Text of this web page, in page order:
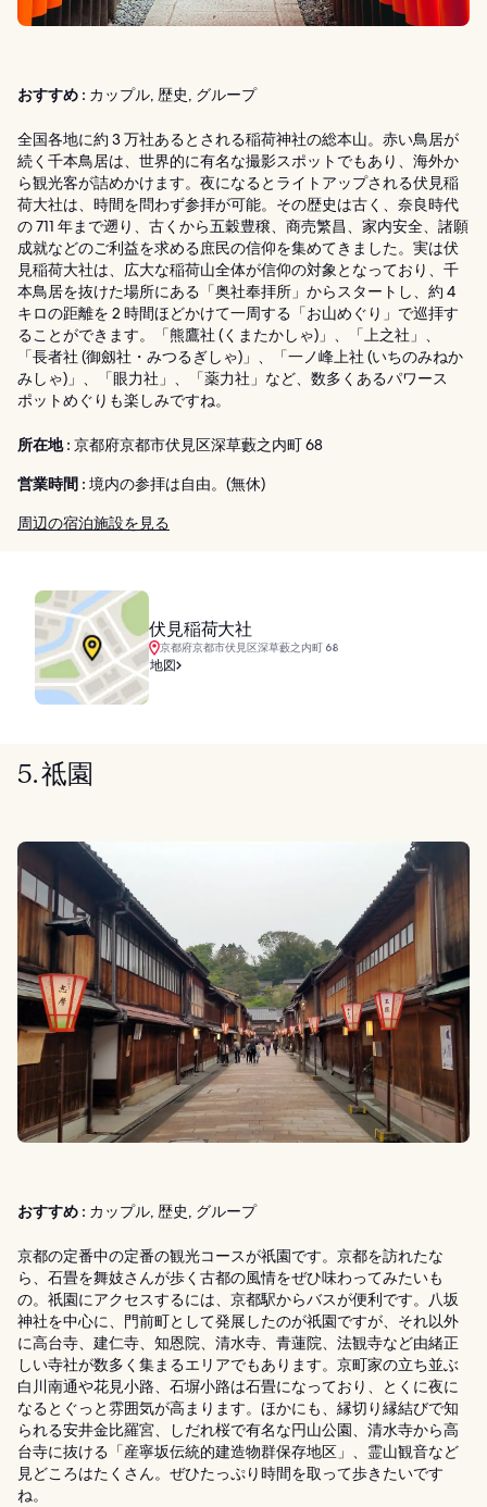
おすすめ : カップル, 歴史, グループ
全国各地に約 3 万社あるとされる稲荷神社の総本山。赤い鳥居が
続く千本鳥居は、世界的に有名な撮影スポットでもあり、海外か
ら観光客が詰めかけます。夜になるとライトアップされる伏見稲
荷大社は、時間を問わず参拝が可能。その歴史は古く、奈良時代
の 711 年まで遡り、古くから五穀豊穣、商売繁昌、家内安全、諸願
成就などのご利益を求める庶民の信仰を集めてきました。実は伏
見稲荷大社は、広大な稲荷山全体が信仰の対象となっており、千
本鳥居を抜けた場所にある「奥社奉拝所」からスタートし、約 4
キロの距離を 2 時間ほどかけて一周する「お山めぐり」で巡拝す
ることができます。「熊鷹社 (くまたかしゃ)」、「上之社」、
「長者社 (御劔社・みつるぎしゃ)」、「一ノ峰上社 (いちのみねか
みしゃ)」、「眼力社」、「薬力社」など、数多くあるパワース
ポットめぐりも楽しみですね。
所在地 : 京都府京都市伏見区深草藪之内町 68
営業時間 : 境内の参拝は自由。(無休)
周辺の宿泊施設を見る
伏見稲荷大社
京都府京都市伏見区深草藪之内町 68
地図
5. 祗園
おすすめ : カップル, 歴史, グループ
京都の定番中の定番の観光コースが祇園です。京都を訪れたな
ら、石畳を舞妓さんが歩く古都の風情をぜひ味わってみたいも
の。祇園にアクセスするには、京都駅からバスが便利です。八坂
神社を中心に、門前町として発展したのが祇園ですが、それ以外
に高台寺、建仁寺、知恩院、清水寺、青蓮院、法観寺など由緒正
しい寺社が数多く集まるエリアでもあります。京町家の立ち並ぶ
白川南通や花見小路、石塀小路は石畳になっており、とくに夜に
なるとぐっと雰囲気が高まります。ほかにも、縁切り縁結びで知
られる安井金比羅宮、しだれ桜で有名な円山公園、清水寺から高
台寺に抜ける「産寧坂伝統的建造物群保存地区」、霊山観音など
見どころはたくさん。ぜひたっぷり時間を取って歩きたいです
ね。